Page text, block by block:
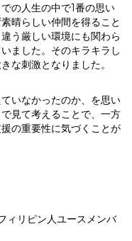
の人生の中で1番の思い
晴らしい仲間を得ること
う厳しい環境にも関わら
ました。そのキラキラし
な刺激となりました。
いなかったのか、を思い
見て考えることで、一方
の重要性に気づくことが
ィリピン人ユースメンバ